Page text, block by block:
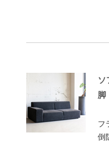
ソ
脚
フ
倒